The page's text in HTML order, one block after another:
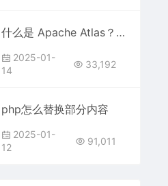
什么是 Apache Atlas？大数据治理中的角色与应用
2025-01-
14
33,192
php怎么替换部分内容
2025-01-
12
91,011